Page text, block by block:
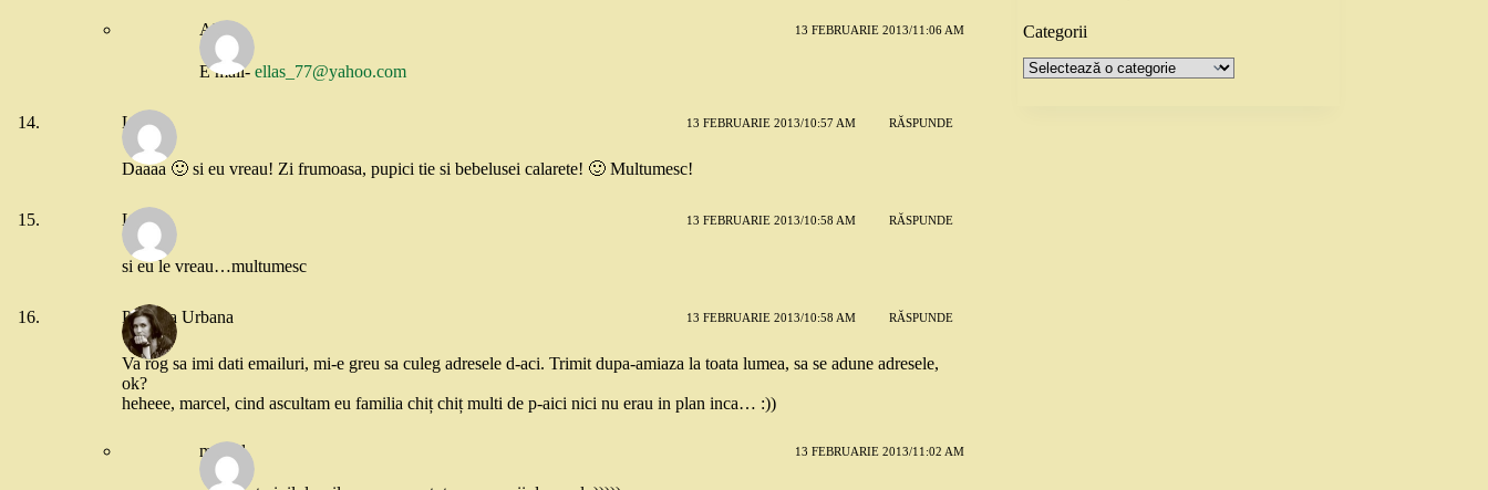
Alina 13 FEBRUARIE 2013/11:06 AM
E mail- ellas_77@yahoo.com
Laura 13 FEBRUARIE 2013/10:57 AM RĂSPUNDE
Daaaa 🙂 si eu vreau! Zi frumoasa, pupici tie si bebelusei calarete! 🙂 Multumesc!
Laura 13 FEBRUARIE 2013/10:58 AM RĂSPUNDE
si eu le vreau…multumesc
Printesa Urbana 13 FEBRUARIE 2013/10:58 AM RĂSPUNDE
Va rog sa imi dati emailuri, mi-e greu sa culeg adresele d-aci. Trimit dupa-amiaza la toata lumea, sa se adune adresele,
ok?
heheee, marcel, cind ascultam eu familia chiț chiț multi de p-aici nici nu erau in plan inca… :))
marcel 13 FEBRUARIE 2013/11:02 AM
Categorii
Categorii